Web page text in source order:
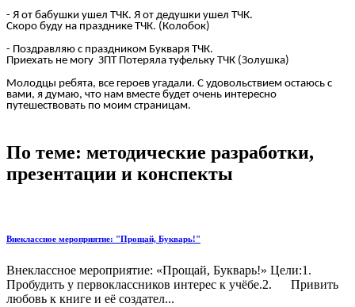
- Я от бабушки ушел ТЧК. Я от дедушки ушел ТЧК.
Скоро буду на празднике ТЧК. (Колобок)
- Поздравляю с праздником Букваря ТЧК.
Приехать не могу ЗПТ Потеряла туфельку ТЧК (Золушка)
Молодцы ребята, все героев угадали. С удовольствием остаюсь с
вами, я думаю, что нам вместе будет очень интересно
путешествовать по моим страницам.
По теме: методические разработки,
презентации и конспекты
Внеклассное мероприятие: "Прощай, Букварь!"
Внеклассное мероприятие: «Прощай, Букварь!» Цели:1.
Пробудить у первоклассников интерес к учёбе.2. Привить
любовь к книге и её создател...